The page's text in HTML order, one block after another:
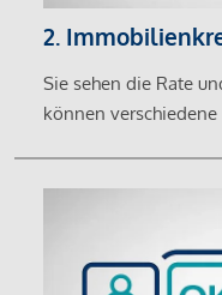
2.
Sie sehen die Rate
können